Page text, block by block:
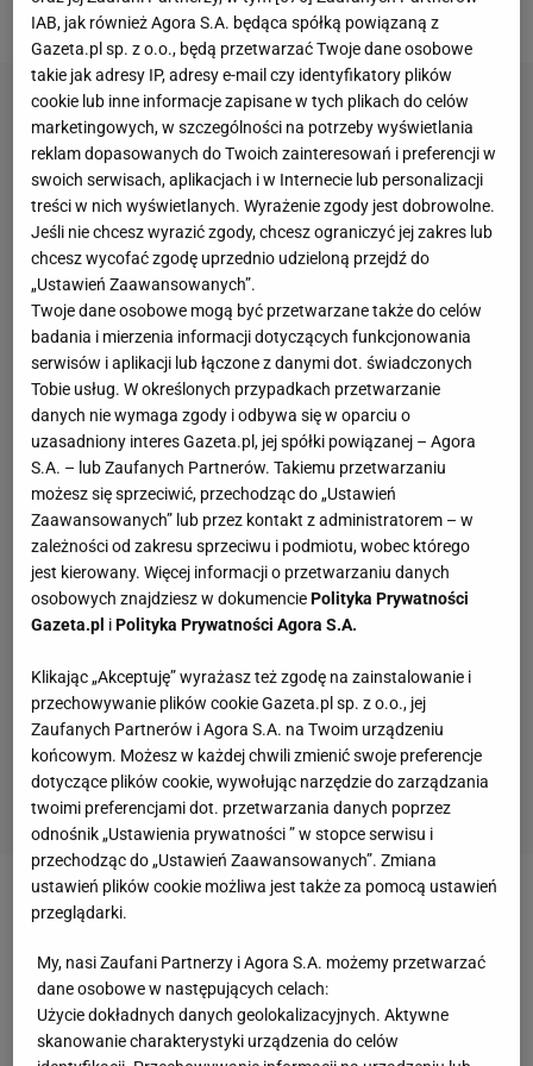
państw Zachodu spotka się z rosyjskim dyktatorem.
Zobacz wideo
Rosyjski sport liczy na efekt rozmów Trump - Putin
IAB, jak również Agora S.A. będąca spółką powiązaną z
Gazeta.pl sp. z o.o., będą przetwarzać Twoje dane osobowe
takie jak adresy IP, adresy e-mail czy identyfikatory plików
cookie lub inne informacje zapisane w tych plikach do celów
marketingowych, w szczególności na potrzeby wyświetlania
reklam dopasowanych do Twoich zainteresowań i preferencji w
swoich serwisach, aplikacjach i w Internecie lub personalizacji
treści w nich wyświetlanych. Wyrażenie zgody jest dobrowolne.
Jeśli nie chcesz wyrazić zgody, chcesz ograniczyć jej zakres lub
chcesz wycofać zgodę uprzednio udzieloną przejdź do
„Ustawień Zaawansowanych”.
Twoje dane osobowe mogą być przetwarzane także do celów
badania i mierzenia informacji dotyczących funkcjonowania
serwisów i aplikacji lub łączone z danymi dot. świadczonych
Tobie usług. W określonych przypadkach przetwarzanie
danych nie wymaga zgody i odbywa się w oparciu o
uzasadniony interes Gazeta.pl, jej spółki powiązanej – Agora
S.A. – lub Zaufanych Partnerów. Takiemu przetwarzaniu
możesz się sprzeciwić, przechodząc do „Ustawień
Zaawansowanych” lub przez kontakt z administratorem – w
zależności od zakresu sprzeciwu i podmiotu, wobec którego
jest kierowany. Więcej informacji o przetwarzaniu danych
osobowych znajdziesz w dokumenciePolityka Prywatności
Gazeta.pl iPolityka Prywatności Agora S.A.
Klikając „Akceptuję” wyrażasz też zgodę na zainstalowanie i
przechowywanie plików cookie Gazeta.pl sp. z o.o., jej
Zaufanych Partnerów i Agora S.A. na Twoim urządzeniu
końcowym. Możesz w każdej chwili zmienić swoje preferencje
dotyczące plików cookie, wywołując narzędzie do zarządzania
twoimi preferencjami dot. przetwarzania danych poprzez
odnośnik „Ustawienia prywatności ” w stopce serwisu i
przechodząc do „Ustawień Zaawansowanych”. Zmiana
ustawień plików cookie możliwa jest także za pomocą ustawień
przeglądarki.
My, nasi Zaufani Partnerzy i Agora S.A. możemy przetwarzać
dane osobowe w następujących celach:
Użycie dokładnych danych geolokalizacyjnych. Aktywne
skanowanie charakterystyki urządzenia do celów